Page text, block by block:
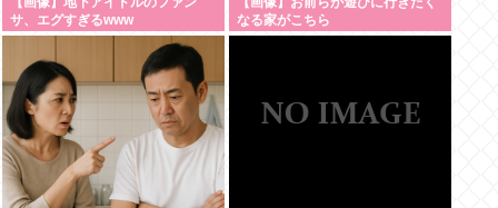
サ、エグすぎるwww
なる家がこちら